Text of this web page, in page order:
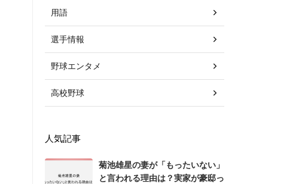
用語
選手情報
野球エンタメ
高校野球
人気記事
菊池雄星の妻が「もったいない」
と言われる理由は？実家が豪邸っ